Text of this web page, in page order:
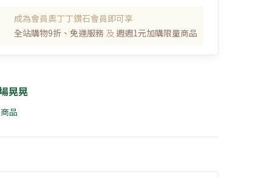
成為會員奧丁丁鑽石會員即可享
全站購物9折、免運服務 及 週週1元加購限量商品
晃晃
品